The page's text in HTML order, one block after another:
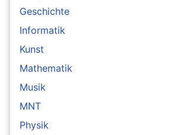
Geschichte
Informatik
Kunst
Mathematik
Musik
MNT
Physik